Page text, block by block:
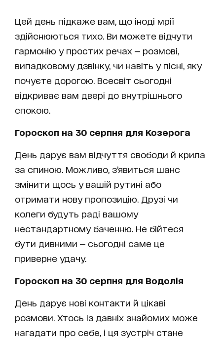
Цей день підкаже вам, що іноді мрії
здійснюються тихо. Ви можете відчути
гармонію у простих речах — розмові,
випадковому дзвінку, чи навіть у пісні, яку
почуєте дорогою. Всесвіт сьогодні
відкриває вам двері до внутрішнього
спокою.
Гороскоп на 30 серпня для Козерога
День дарує вам відчуття свободи й крила
за спиною. Можливо, з’явиться шанс
змінити щось у вашій рутині або
отримати нову пропозицію. Друзі чи
колеги будуть раді вашому
нестандартному баченню. Не бійтеся
бути дивними — сьогодні саме це
приверне удачу.
Гороскоп на 30 серпня для Водолія
День дарує нові контакти й цікаві
розмови. Хтось із давніх знайомих може
нагадати про себе, і ця зустріч стане